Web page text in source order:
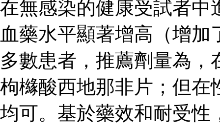
在無感染的健康受試者中
血藥水平顯著增高（增加
多數患者，推薦劑量為
枸櫞酸西地那非片；但在
均可。基於藥效和耐受性